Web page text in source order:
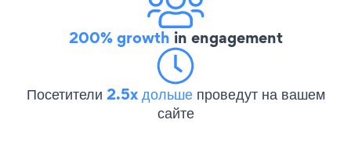
200% growth in engagement
Посетители 2.5x дольше проведут на вашем
сайте